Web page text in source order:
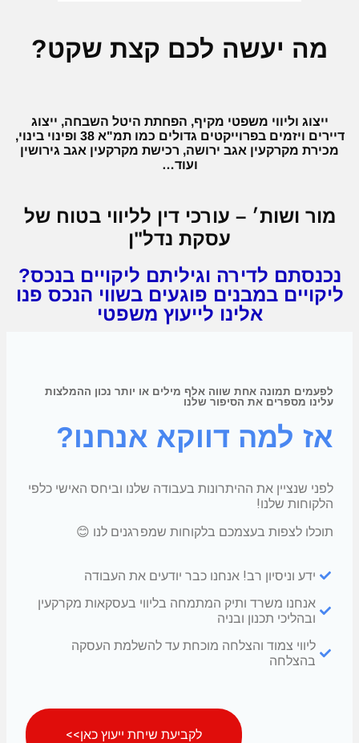
מה יעשה לכם קצת שקט?
ייצוג וליווי משפטי מקיף, הפחתת היטל השבחה, ייצוג
דיירים ויזמים בפרוייקטים גדולים כמו תמ"א 38 ופינוי בינוי,
מכירת מקרקעין אגב ירושה, רכישת מקרקעין אגב גירושין
ועוד…
מור ושות׳ – עורכי דין לליווי בטוח של
עסקת נדל"ן
נכנסתם לדירה וגיליתם ליקויים בנכס?
ליקויים במבנים פוגעים בשווי הנכס פנו
אלינו לייעוץ משפטי
לפעמים תמונה אחת שווה אלף מילים או יותר נכון ההמלצות
עלינו מספרים את הסיפור שלנו
אז למה דווקא אנחנו?
לפני שנציין את ההיתרונות בעבודה שלנו וביחס האישי כלפי
הלקוחות שלנו!
תוכלו לצפות בעצמכם בלקוחות שמפרגנים לנו 😊
ידע וניסיון רב! אנחנו כבר יודעים את העבודה
אנחנו משרד ותיק המתמחה בליווי בעסקאות מקרקעין
ובהליכי תכנון ובניה
ליווי צמוד והצלחה מוכחת עד להשלמת העסקה
בהצלחה
לקביעת שיחת ייעוץ כאן>>